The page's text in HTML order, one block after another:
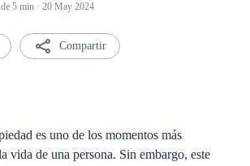
5 min · 20 May 2024
Compartir
es uno de los momentos más
vida de una persona. Sin embargo, este